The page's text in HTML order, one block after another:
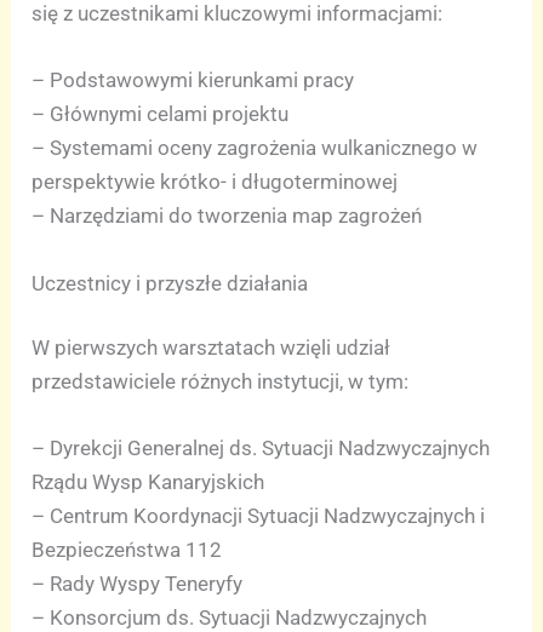
się z uczestnikami kluczowymi informacjami:
– Podstawowymi kierunkami pracy
– Głównymi celami projektu
– Systemami oceny zagrożenia wulkanicznego w
perspektywie krótko- i długoterminowej
– Narzędziami do tworzenia map zagrożeń
Uczestnicy i przyszłe działania
W pierwszych warsztatach wzięli udział
przedstawiciele różnych instytucji, w tym:
– Dyrekcji Generalnej ds. Sytuacji Nadzwyczajnych
Rządu Wysp Kanaryjskich
– Centrum Koordynacji Sytuacji Nadzwyczajnych i
Bezpieczeństwa 112
– Rady Wyspy Teneryfy
– Konsorcjum ds. Sytuacji Nadzwyczajnych